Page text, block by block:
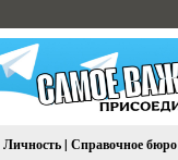
Личность| Справочное бюро